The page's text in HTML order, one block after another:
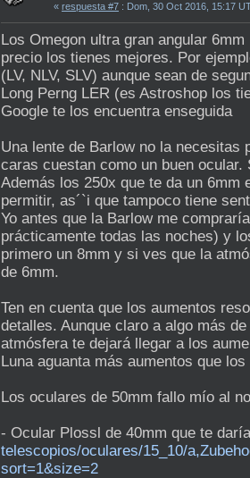
« respuesta #7 : Dom, 30 Oct 2016, 15:17
Los Omegon ultra gran angular
precio los tienes mejores. Por
(LV, NLV, SLV) aunque sean de
Long Perng LER (es Astroshop los
Google te los encuentra enseguida
Una lente de Barlow no la necesitas
caras cuestan como un buen
Además los 250x que te da un
permitir, as´`i que tampoco tiene
Yo antes que la Barlow me
prácticamente todas las noches) y
primero un 8mm y si ves que la
de 6mm.
Ten en cuenta que los aumentos
detalles. Aunque claro a algo más
atmósfera te dejará llegar a los
Luna aguanta más aumentos que
Los oculares de 50mm fallo mío al
- Ocular Plossl de 40mm que te
telescopios/oculares/15_10/
sort=1&size=2